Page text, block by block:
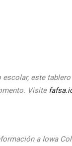
escolar, este
Visite
ón a Iowa